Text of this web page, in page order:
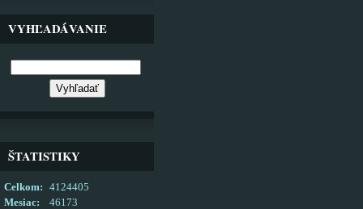
VYHĽADÁVANIE
ŠTATISTIKY
Celkom:
4124405
Mesiac:
46173